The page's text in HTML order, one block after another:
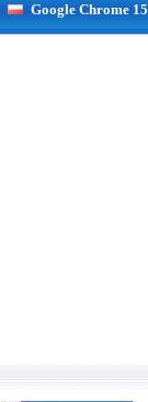
Google Chrome